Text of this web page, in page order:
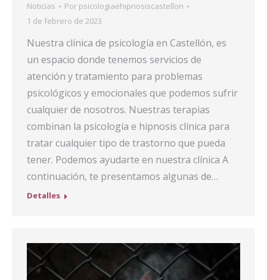
Noticias Por psicologiaehipnosiscastellon
1 de febrero de 2023
Nuestra clínica de psicología en Castellón, es
un espacio donde tenemos servicios de
atención y tratamiento para problemas
psicológicos y emocionales que podemos sufrir
cualquier de nosotros. Nuestras terapias
combinan la psicología e hipnosis clínica para
tratar cualquier tipo de trastorno que pueda
tener. Podemos ayudarte en nuestra clínica A
continuación, te presentamos algunas de…
Detalles